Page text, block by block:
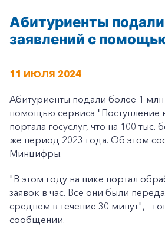
Абитуриенты
заявлений с
11 ИЮЛЯ 2024
Абитуриенты подали более 1 млн
помощью сервиса "Поступление
портала госуслуг, что на 100 тыс.
же период 2023 года. Об этом
Минцифры.
"В этом году на пике портал
заявок в час. Все они были
среднем в течение 30 минут", -
сообщении.